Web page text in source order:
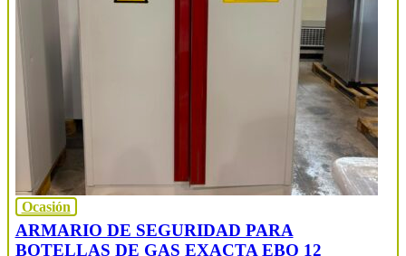
Ocasión
ARMARIO DE SEGURIDAD PARA
BOTELLAS DE GAS EXACTA EBO 12